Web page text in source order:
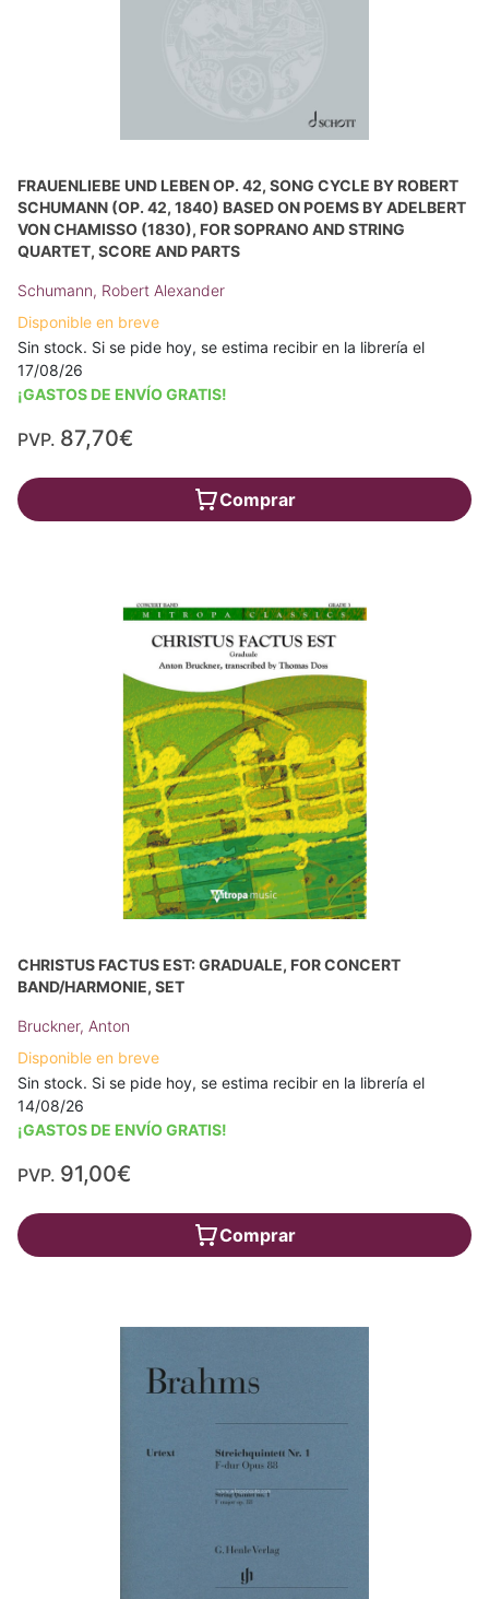
FRAUENLIEBE UND LEBEN OP. 42, SONG CYCLE BY ROBERT
SCHUMANN (OP. 42, 1840) BASED ON POEMS BY ADELBERT
VON CHAMISSO (1830), FOR SOPRANO AND STRING
QUARTET, SCORE AND PARTS
Schumann, Robert Alexander
Disponible en breve
Sin stock. Si se pide hoy, se estima recibir en la librería el
17/08/26
¡GASTOS DE ENVÍO GRATIS!
PVP. 87,70€
Comprar
CHRISTUS FACTUS EST: GRADUALE, FOR CONCERT
BAND/HARMONIE, SET
Bruckner, Anton
Disponible en breve
Sin stock. Si se pide hoy, se estima recibir en la librería el
14/08/26
¡GASTOS DE ENVÍO GRATIS!
PVP. 91,00€
Comprar